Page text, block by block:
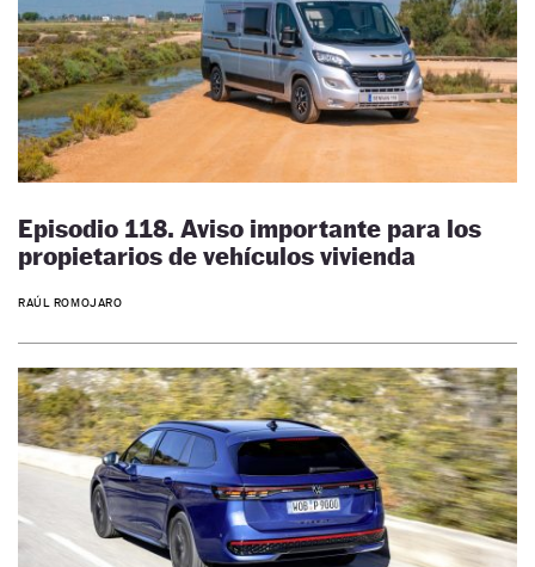
Episodio 118. Aviso importante para los
propietarios de vehículos vivienda
RAÚL ROMOJARO